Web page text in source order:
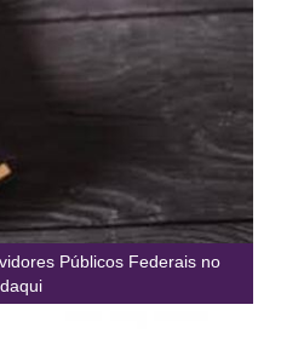
Públicos Federais no